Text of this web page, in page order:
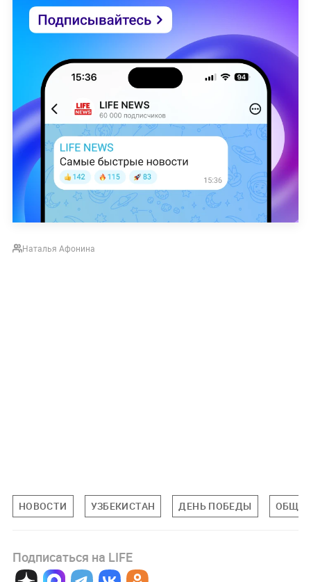
Наталья Афонина
НОВОСТИ УЗБЕКИСТАН ДЕНЬ ПОБЕДЫ
Подписаться на LIFE